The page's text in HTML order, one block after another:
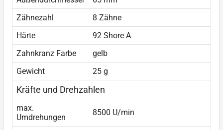
Zähnezahl
8 Zähne
Härte
92 Shore A
Zahnkranz Farbe
gelb
Gewicht
25 g
Kräfte und Drehzahlen
max.
Umdrehungen
8500 U/min